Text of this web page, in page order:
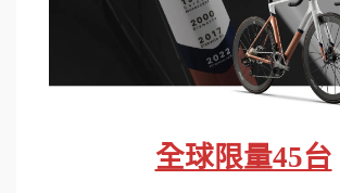
全球限量45台